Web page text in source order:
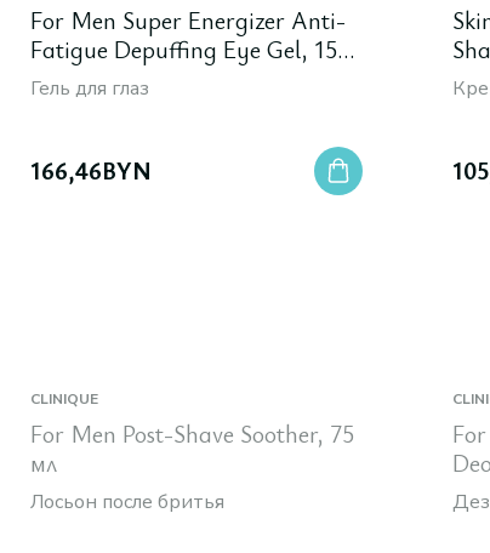
For Men Super Energizer Anti-
Fatigue Depuffing Eye Gel, 15
мл
Гель для глаз
166,46BYN
CLINIQUE
For Men Post-Shave Soother, 75
мл
Лосьон после бритья